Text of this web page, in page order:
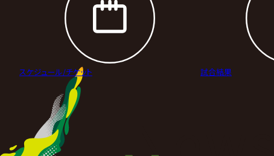
スケジュール/チケット 試合結果